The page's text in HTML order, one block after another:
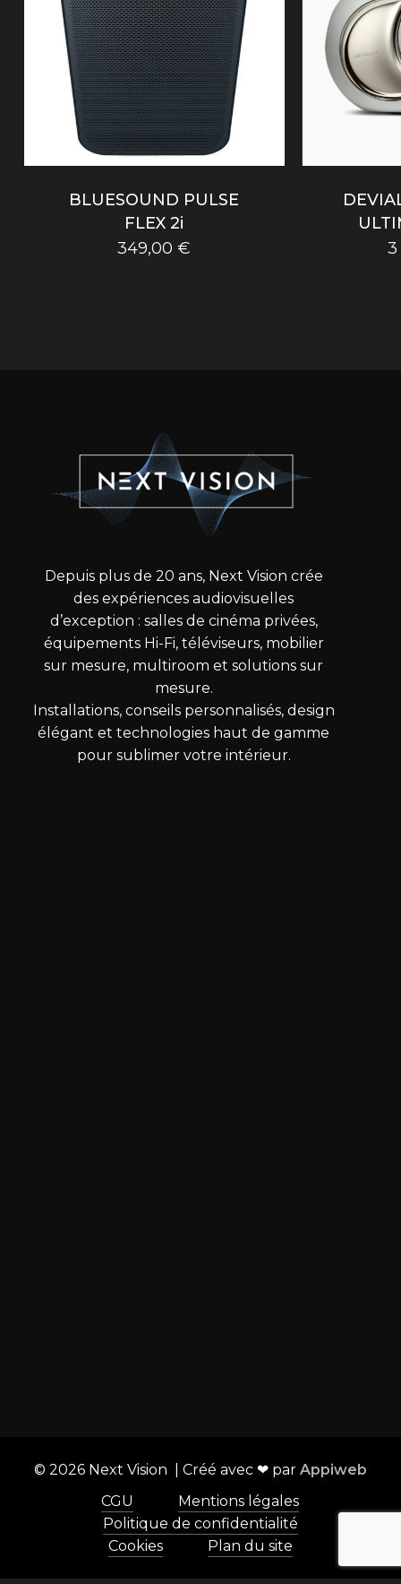
BLUESOUND PULSE
FLEX 2i
349,00€
Depuis plus de 20 ans, Next Vision crée
des expériences audiovisuelles
d’exception : salles de cinéma privées,
équipements Hi-Fi, téléviseurs, mobilier
sur mesure, multiroom et solutions sur
mesure.
Installations, conseils personnalisés, design
élégant et technologies haut de gamme
pour sublimer votre intérieur.
© 2026Next Vision | Créé avec ❤ par Appiweb
CGU
Mentions légales
Politique de confidentialité
Cookies
Plan du site